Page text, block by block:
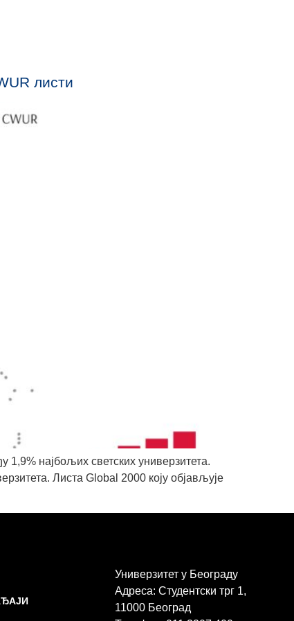
листи
најбољих светских универзитета.
Листа Global 2000 коју објављује
Универзитет у Београду
Адреса: Студентски трг 1,
11000 Београд